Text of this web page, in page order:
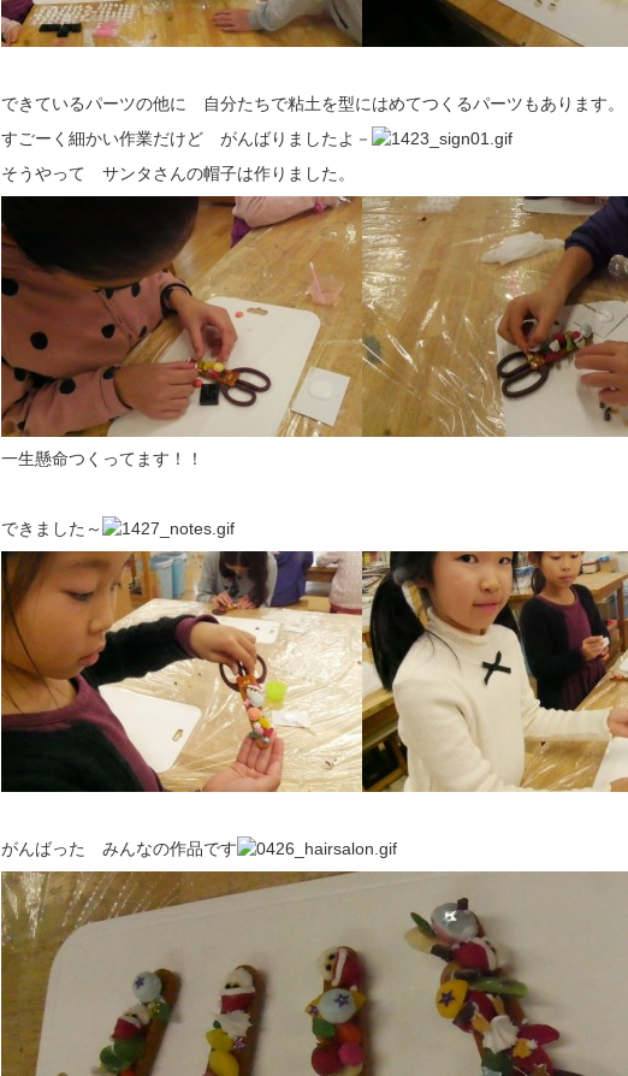
できているパーツの他に 自分たちで粘土を型にはめてつくるパーツもあります。
すごーく細かい作業だけど がんばりましたよ－
そうやって サンタさんの帽子は作りました。
一生懸命つくってます！！
できました～
がんばった みんなの作品です